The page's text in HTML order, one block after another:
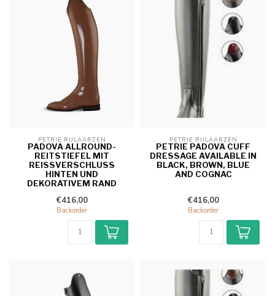
PETRIE RIJLAARZEN
PADOVA ALLROUND-
REITSTIEFEL MIT
REISSVERSCHLUSS H
INTEN UND D
EKORATIVEM RAND
€416,00
Backorder
PETRIE RIJLAARZEN
PETRIE PADOVA CUFF
DRESSAGE AVAILABLE IN
BLACK, BROWN, BLUE
AND COGNAC
€416,00
Backorder